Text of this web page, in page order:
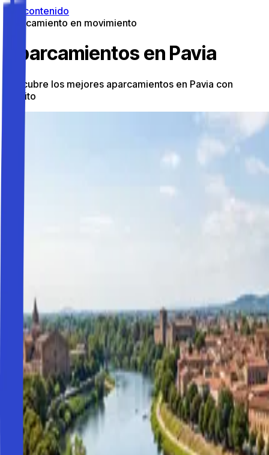
Ir al contenido
Aparcamiento en movimiento
Aparcamientos en Pavia
Descubre los mejores aparcamientos en Pavia con
Parkito